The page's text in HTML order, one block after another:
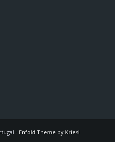
- Enfold Theme by Kriesi